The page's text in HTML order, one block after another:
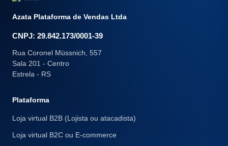
Azata Plataforma de Vendas Ltda
CNPJ: 29.842.173/0001-39
Rua Coronel Müssnich, 557
Sala 201 - Centro
Estrela - RS
Plataforma
Loja virtual B2B (Lojista ou atacadista)
Loja virtual B2C ou E-commerce